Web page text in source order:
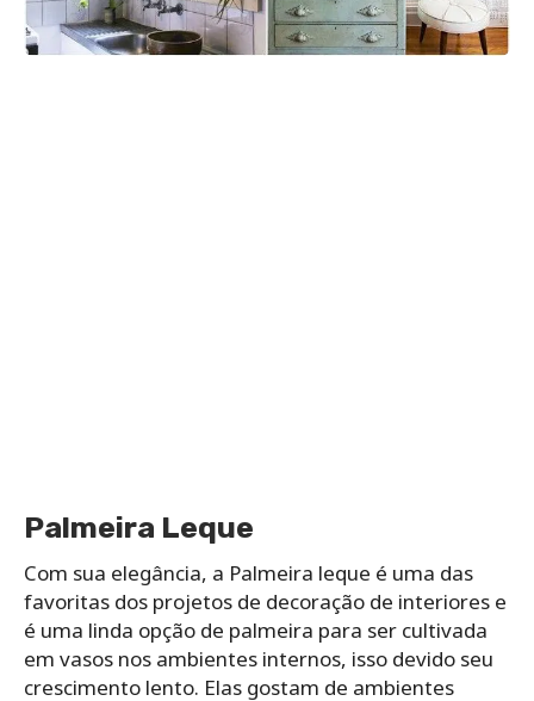
Palmeira Leque
Com sua elegância, a Palmeira leque é uma das
favoritas dos projetos de decoração de interiores e
é uma linda opção de palmeira para ser cultivada
em vasos nos ambientes internos, isso devido seu
crescimento lento. Elas gostam de ambientes